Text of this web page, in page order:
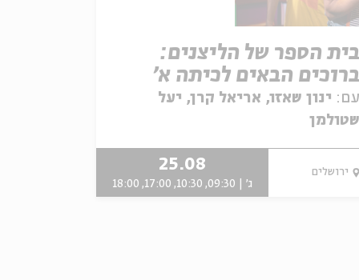
בית הספר של הליצנים:
ברוכים הבאים לכיתה א'
עם: ינון שאזו, אריאל קרן, יעל
שטולמן
ירושלים 25.08
ג' | 09:30, 10:30, 17:00, 18:00